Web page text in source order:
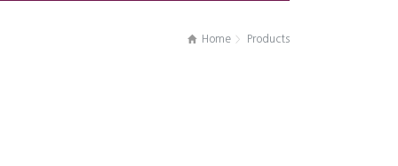
Home Products